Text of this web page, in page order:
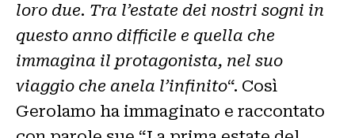
loro due. Tra l’estate dei nostri sogni in
questo anno difficile e quella che
immagina il protagonista, nel suo
viaggio che anela l’infinito“. Così
Gerolamo ha immaginato e raccontato